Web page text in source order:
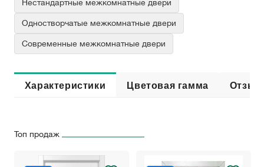
Нестандартные межкомнатные двери
Одностворчатые межкомнатные двери
Современные межкомнатные двери
Характеристики Цветовая гамма
Топ продаж